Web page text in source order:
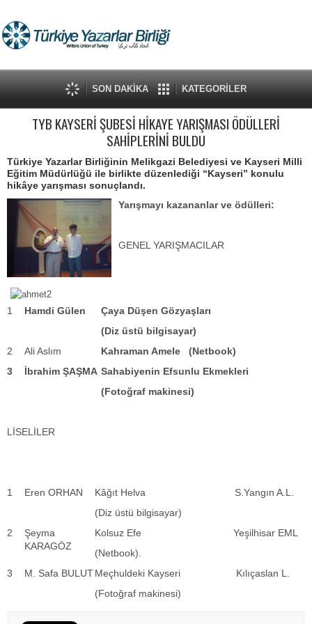
SON DAKİKA KATEGORİLER
TYB KAYSERİ ŞUBESİ HİKAYE YARIŞMASI ÖDÜLLERİ
SAHİPLERİNİ BULDU
Türkiye Yazarlar Birliğinin Melikgazi Belediyesi ve Kayseri Milli
Eğitim Müdürlüğü ile birlikte düzenlediği “Kayseri” konulu
hikâye yarışması sonuçlandı.
Yarışmayı kazananlar ve ödülleri:
GENEL YARIŞMACILAR
1 Hamdi Gülen
Çaya Düşen Gözyaşları
(Diz üstü bilgisayar)
2
Ali Aslım
Kahraman Amele (Netbook)
3
İbrahim ŞAŞMA Sahabiyenin Efsunlu Ekmekleri
(Fotoğraf makinesi)
LİSELİLER
1 Eren ORHAN
Kâğıt Helva S.Yangın A.L.
(Diz üstü bilgisayar)
2
Şeyma
KARAGÖZ
Kolsuz Efe Yeşilhisar EML
(Netbook).
3
M. Safa BULUTMeçhuldeki Kayseri Kılıçaslan L.
(Fotoğraf makinesi)